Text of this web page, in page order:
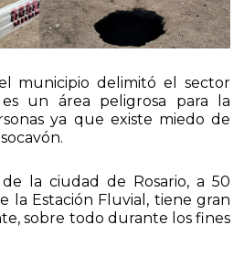
municipio delimitó el sector
un área peligrosa para la
ya que existe miedo de
la ciudad de Rosario, a 50
la Estación Fluvial, tiene gran
sobre todo durante los fines